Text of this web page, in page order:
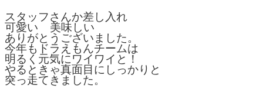
スタッフさんか差し入れ
可愛い 美味しい
ありがとうございました。
今年もドラえもんチームは
明るく元気にワイワイと！
やるときゃ真面目にしっかりと
突っ走てきました。